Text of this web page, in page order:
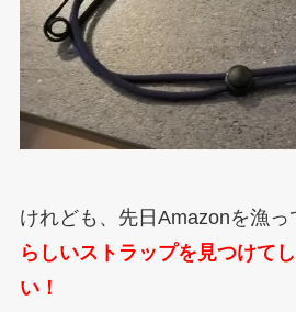
けれども、先日Amazonを漁っ
らしいストラップを見つけて
い！